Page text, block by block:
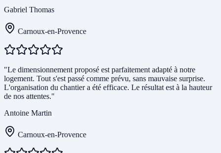
Gabriel Thomas
Carnoux-en-Provence
"Le dimensionnement proposé est parfaitement adapté à notre
logement. Tout s'est passé comme prévu, sans mauvaise surprise.
L'organisation du chantier a été efficace. Le résultat est à la hauteur
de nos attentes."
Antoine Martin
Carnoux-en-Provence